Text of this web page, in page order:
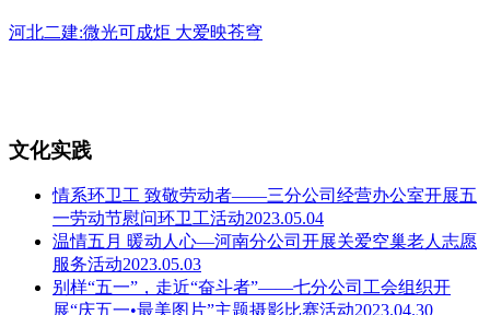
河北二建:微光可成炬 大爱映苍穹
文化实践
情系环卫工 致敬劳动者——三分公司经营办公室开展五
一劳动节慰问环卫工活动2023.05.04
温情五月 暖动人心—河南分公司开展关爱空巢老人志愿
服务活动2023.05.03
别样“五一”，走近“奋斗者”——七分公司工会组织开
展“庆五一•最美图片”主题摄影比赛活动2023.04.30